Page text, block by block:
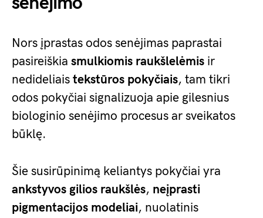
Nors įprastas odos senėjimas paprastai
pasireiškia smulkiomis raukšlelėmis ir
nedideliais tekstūros pokyčiais, tam tikri
odos pokyčiai signalizuoja apie gilesnius
biologinio senėjimo procesus ar sveikatos
būklę.
Šie susirūpinimą keliantys pokyčiai yra
ankstyvos gilios raukšlės, neįprasti
pigmentacijos modeliai, nuolatinis